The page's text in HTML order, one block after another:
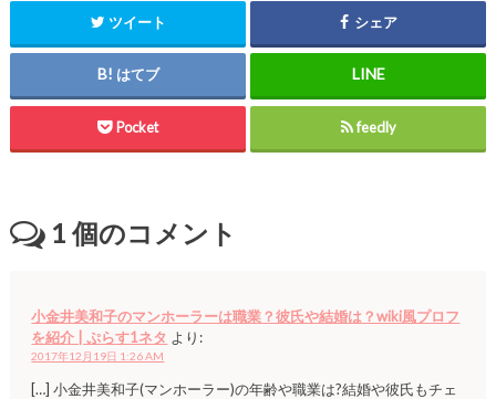
ツイート シェア
はてブ
Pocket feedly
1個のコメント
小金井美和子のマンホーラーは職業？彼氏や結婚は？wiki風プロフ
を紹介 | ぷらす1ネタ より:
2017年12月19日 1:26 AM
[…] 小金井美和子(マンホーラー)の年齢や職業は?結婚や彼氏もチェ